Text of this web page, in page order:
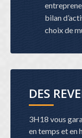
bilan
choix de
DES
3H18 vous
en temps et en